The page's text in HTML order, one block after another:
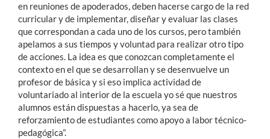
en reuniones de apoderados, deben hacerse cargo de la red
curricular y de implementar, diseñar y evaluar las clases
que correspondan a cada uno de los cursos, pero también
apelamos a sus tiempos y voluntad para realizar otro tipo
de acciones. La idea es que conozcan completamente el
contexto en el que se desarrollan y se desenvuelve un
profesor de básica y si eso implica actividad de
voluntariado al interior de la escuela yo sé que nuestros
alumnos están dispuestas a hacerlo, ya sea de
reforzamiento de estudiantes como apoyo a labor técnico-
pedagógica”.